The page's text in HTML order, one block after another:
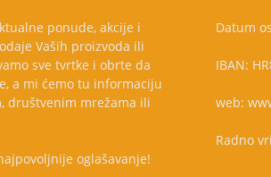
ponude, akcije i
Vaših proizvoda ili
sve tvrtke i obrte da
a mi ćemo tu informaciju
društvenim mrežama ili
oglašavanje!
Datum
IBAN:
web:
Radno